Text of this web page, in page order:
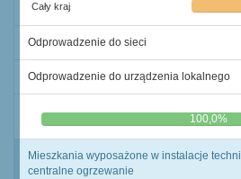
Cały kraj
Odprowadzenie do sieci
Odprowadzenie do urządzenia lokalnego
0,0% 100,0%
Mieszkania wyposażone w instalacje
centralne ogrzewanie